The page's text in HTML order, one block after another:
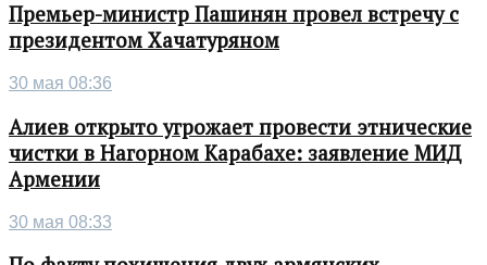
Премьер-министр Пашинян провел встречу с
президентом Хачатуряном
30 мая 08:36
Алиев открыто угрожает провести этнические
чистки в Нагорном Карабахе: заявление МИД
Армении
30 мая 08:33